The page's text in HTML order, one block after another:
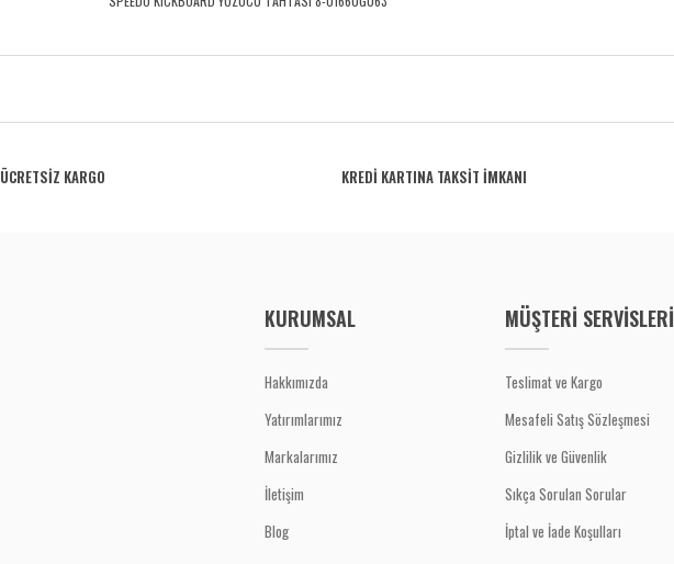
ÜCRETSİZ KARGO KREDİ KARTINA TAKSİT İMKANI
KURUMSAL
Hakkımızda
Yatırımlarımız
Markalarımız
İletişim
Blog
MÜŞTERİ SERVİSLERİ
Teslimat ve Kargo
Mesafeli Satış Sözleşmesi
Gizlilik ve Güvenlik
Sıkça Sorulan Sorular
İptal ve İade Koşulları